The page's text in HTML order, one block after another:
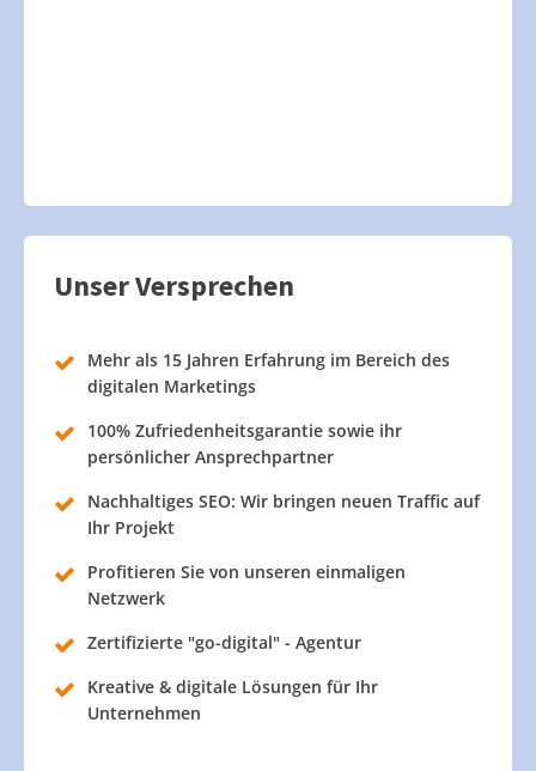
Unser Versprechen
Mehr als 15 Jahren Erfahrung im Bereich des
digitalen Marketings
100% Zufriedenheitsgarantie sowie ihr
persönlicher Ansprechpartner
Nachhaltiges SEO: Wir bringen neuen Traffic auf
Ihr Projekt
Profitieren Sie von unseren einmaligen
Netzwerk
Zertifizierte "go-digital" - Agentur
Kreative & digitale Lösungen für Ihr
Unternehmen